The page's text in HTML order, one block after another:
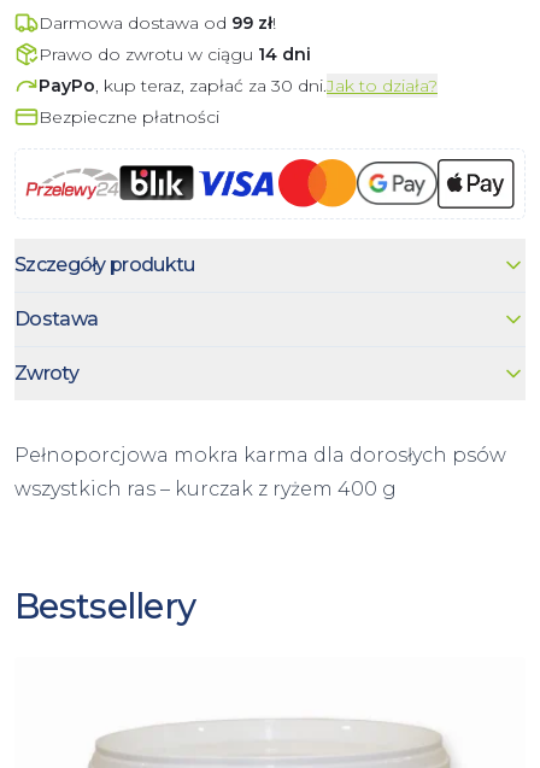
Darmowa dostawa od 99 zł!
Prawo do zwrotu w ciągu 14 dni
PayPo, kup teraz, zapłać za 30 dni.Jak to działa?
Bezpieczne płatności
Szczegóły produktu
Dostawa
Zwroty
Pełnoporcjowa mokra karma dla dorosłych psów
wszystkich ras – kurczak z ryżem 400 g
Bestsellery